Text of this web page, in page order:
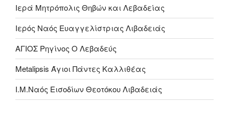
Ιερά Μητρόπολις Θηβών και Λεβαδείας
Ιερός Ναός Ευαγγελίστριας Λιβαδειάς
ΑΓΙΟΣ Ρηγίνος Ο Λεβαδεύς
Metalipsis Άγιοι Πάντες Καλλιθέας
Ι.Μ.Ναός Εισοδίων Θεοτόκου Λιβαδειάς